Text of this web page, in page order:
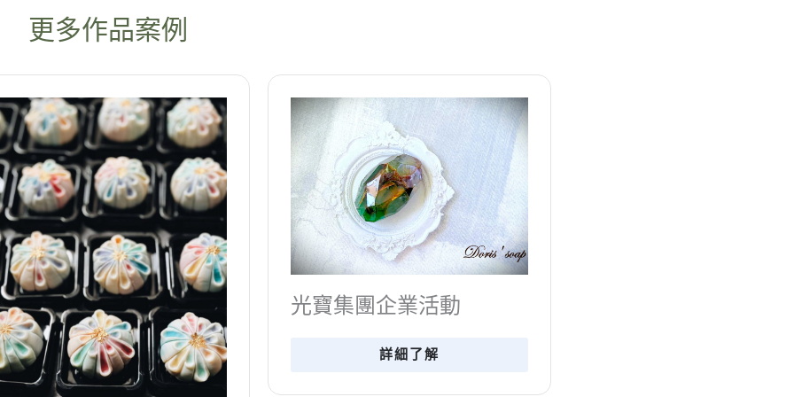
更多作品案例
光寶集團企業活動
詳細了解
溫叨暖心窩親子活動
詳細了解